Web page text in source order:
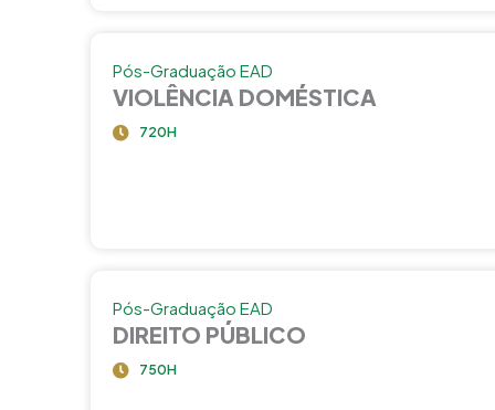
Pós-Graduação EAD
VIOLÊNCIA DOMÉSTICA
720H
Pós-Graduação EAD
DIREITO PÚBLICO
750H